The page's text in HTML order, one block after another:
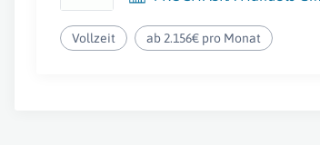
Vollzeit ab 2.156€ pro Monat